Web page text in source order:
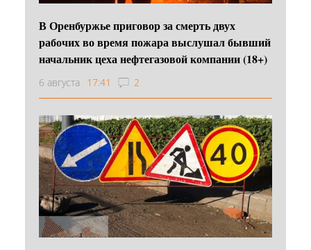
В Оренбуржье приговор за смерть двух
рабочих во время пожара выслушал бывший
начальник цеха нефтегазовой компании (18+)
6 августа 17:41 2